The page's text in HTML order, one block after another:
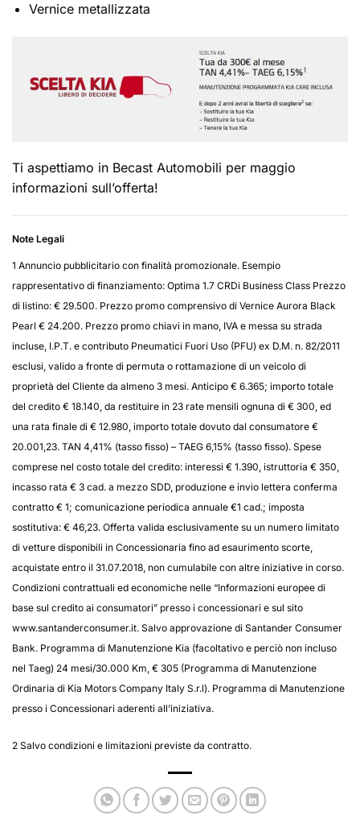
Vernice metallizzata
Ti aspettiamo in Becast Automobili per maggio
informazioni sull’offerta!
Note Legali
1 Annuncio pubblicitario con finalità promozionale. Esempio
rappresentativo di finanziamento: Optima 1.7 CRDi Business Class Prezzo
di listino: € 29.500. Prezzo promo comprensivo di Vernice Aurora Black
Pearl € 24.200. Prezzo promo chiavi in mano, IVA e messa su strada
incluse, I.P.T. e contributo Pneumatici Fuori Uso (PFU) ex D.M. n. 82/2011
esclusi, valido a fronte di permuta o rottamazione di un veicolo di
proprietà del Cliente da almeno 3 mesi. Anticipo € 6.365; importo totale
del credito € 18.140, da restituire in 23 rate mensili ognuna di € 300, ed
una rata finale di € 12.980, importo totale dovuto dal consumatore €
20.001,23. TAN 4,41% (tasso fisso) – TAEG 6,15% (tasso fisso). Spese
comprese nel costo totale del credito: interessi € 1.390, istruttoria € 350,
incasso rata € 3 cad. a mezzo SDD, produzione e invio lettera conferma
contratto € 1; comunicazione periodica annuale €1 cad.; imposta
sostitutiva: € 46,23. Offerta valida esclusivamente su un numero limitato
di vetture disponibili in Concessionaria fino ad esaurimento scorte,
acquistate entro il 31.07.2018, non cumulabile con altre iniziative in corso.
Condizioni contrattuali ed economiche nelle “Informazioni europee di
base sul credito ai consumatori” presso i concessionari e sul sito
www.santanderconsumer.it. Salvo approvazione di Santander Consumer
Bank. Programma di Manutenzione Kia (facoltativo e perciò non incluso
nel Taeg) 24 mesi/30.000 Km, € 305 (Programma di Manutenzione
Ordinaria di Kia Motors Company Italy S.r.l). Programma di Manutenzione
presso i Concessionari aderenti all’iniziativa.
2 Salvo condizioni e limitazioni previste da contratto.